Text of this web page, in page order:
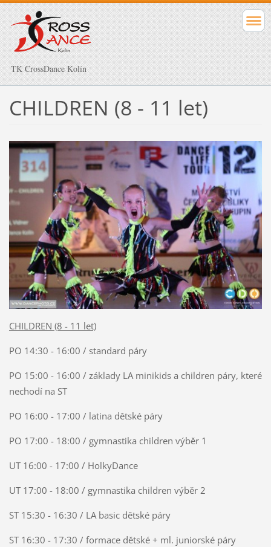
TK CrossDance Kolín
CHILDREN (8 - 11 let)
CHILDREN (8 - 11 let)
PO 14:30 - 16:00 / standard páry
PO 15:00 - 16:00 / základy LA minikids a children páry, které
nechodí na ST
PO 16:00 - 17:00 / latina dětské páry
PO 17:00 - 18:00 / gymnastika children výběr 1
UT 16:00 - 17:00 / HolkyDance
UT 17:00 - 18:00 / gymnastika children výběr 2
ST 15:30 - 16:30 / LA basic dětské páry
ST 16:30 - 17:30 / formace dětské + ml. juniorské páry